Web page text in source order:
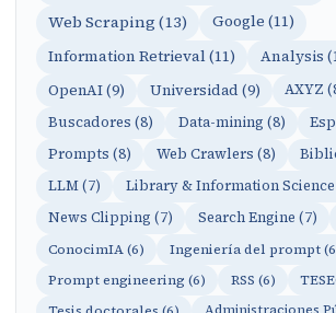
Web Scraping (13)
Google (11)
Information Retrieval (11)
Analysis
OpenAI (9) Universidad (9)
AXYZ
Buscadores (8)
Data-mining (8)
Prompts (8)
Web Crawlers (8)
LLM (7)
Library & Information Science
News Clipping (7)
Search Engine (7)
ConocimIA (6)
Ingeniería del prompt
Prompt engineering (6)
RSS (6)